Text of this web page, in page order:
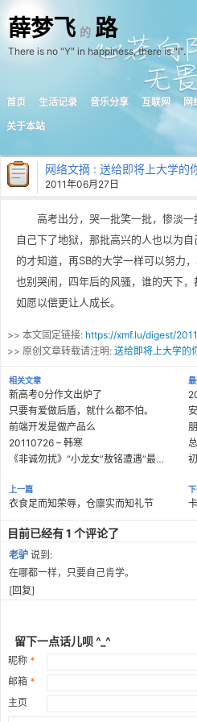
薛梦飞 的 路
There is no "Y" in happiness, there is "I".
首页 生活记录 音乐分享 互联网 网
关于本站
网络文摘 : 送给即将上大学的
2011年06月27日
高考出分，哭一批笑一批，惨淡一
自己下了地狱，那批高兴的人也以为
的才知道，再SB的大学一样可以努力
也别哭闹，四年后的风骚，谁的天下
如愿以偿更让人成长。
>> 本文固定链接: https://xmf.lu/digest/
>> 原创文章转载请注明: 送给即将上大学的
相关文章
新高考0分作文出炉了
只要有爱做后盾，就什么都不怕。
前端开发是做产品么
20110726 – 韩寒
《非诚勿扰》“小龙女”敖铭遭遇“最浪漫求爱”
上一篇
衣食足而知荣辱，仓廪实而知礼节
目前已经有 1 个评论了
老驴 说到:
在哪都一样，只要自己肯学。
[回复]
留下一点话儿呗 ^_^
昵称 *
邮箱 *
主页